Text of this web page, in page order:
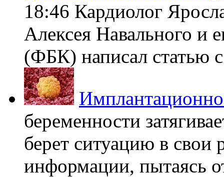
18:46 Кардиолог
Алексея Навального и
(ФБК) написал статью
беременности
берет ситуацию в свои
информации, пытаясь